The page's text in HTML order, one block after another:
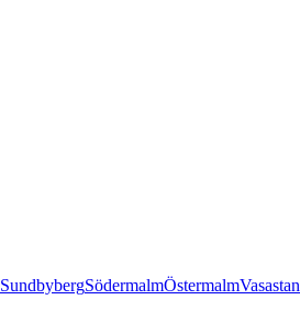
SundbybergSödermalmÖstermalmVasastan